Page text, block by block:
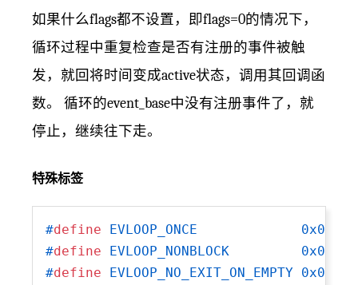
如果什么flags都不设置，即flags=0的情况下，
循环过程中重复检查是否有注册的事件被触
发，就回将时间变成active状态，调用其回调函
数。 循环的event_base中没有注册事件了，就
停止，继续往下走。
特殊标签
#define EVLOOP_ONCE             0x01
#define EVLOOP_NONBLOCK         0x02
#define EVLOOP_NO_EXIT_ON_EMPTY 0x04